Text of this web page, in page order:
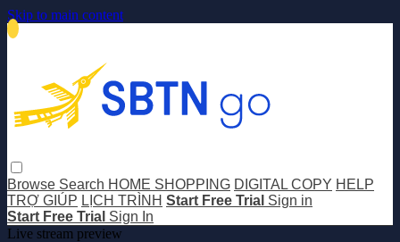
Skip to main content
Browse Search HOME SHOPPING DIGITAL COPY HELP
TRỢ GIÚP LỊCH TRÌNH Start Free Trial Sign in
Start Free Trial Sign In
Live stream preview